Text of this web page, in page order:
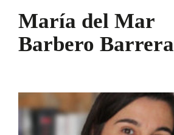
María del Mar
Barbero Barrera